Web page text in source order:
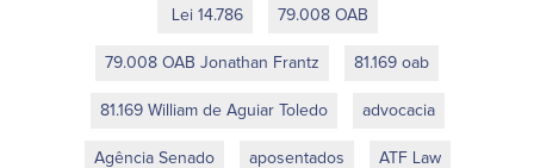
Lei 14.786 79.008 OAB
79.008 OAB Jonathan Frantz 81.169 oab
81.169 William de Aguiar Toledo advocacia
Agência Senado aposentados ATF Law